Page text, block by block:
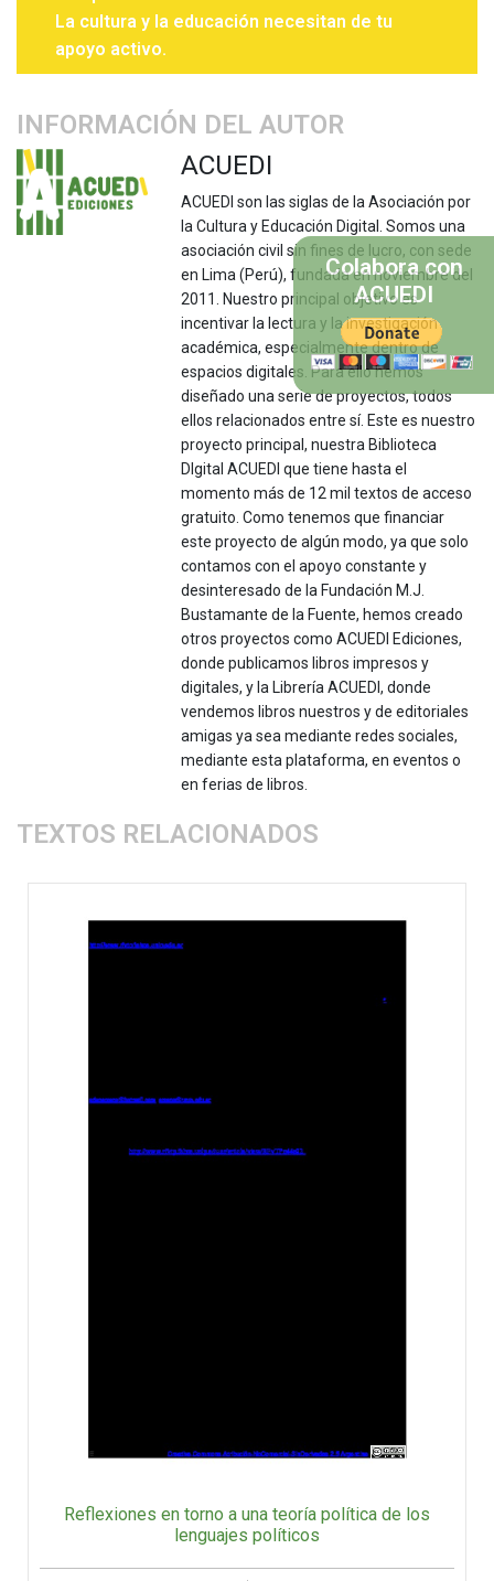
La cultura y la educación necesitan de tu
apoyo activo.
INFORMACIÓN DEL AUTOR
ACUEDI
ACUEDI son las siglas de la Asociación por
la Cultura y Educación Digital. Somos una
asociación civil sin fines de lucro, con sede
en Lima (Perú), fundada en noviembre del
2011. Nuestro principal objetivo es
incentivar la lectura y la investigación
académica, especialmente dentro de
espacios digitales. Para ello hemos
diseñado una serie de proyectos, todos
ellos relacionados entre sí. Este es nuestro
proyecto principal, nuestra Biblioteca
DIgital ACUEDI que tiene hasta el
momento más de 12 mil textos de acceso
gratuito. Como tenemos que financiar
este proyecto de algún modo, ya que solo
contamos con el apoyo constante y
desinteresado de la Fundación M.J.
Bustamante de la Fuente, hemos creado
otros proyectos como ACUEDI Ediciones,
donde publicamos libros impresos y
digitales, y la Librería ACUEDI, donde
vendemos libros nuestros y de editoriales
amigas ya sea mediante redes sociales,
mediante esta plataforma, en eventos o
en ferias de libros.
TEXTOS RELACIONADOS
Reflexiones en torno a una teoría política de los
lenguajes políticos
Colabora con
ACUEDI